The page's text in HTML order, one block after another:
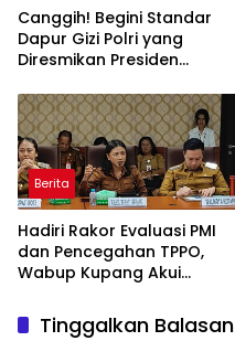
Canggih! Begini Standar
Dapur Gizi Polri yang
Diresmikan Presiden
Berita
Hadiri Rakor Evaluasi PMI
dan Pencegahan TPPO,
Wabup Kupang Akui
Bermasalah
Tinggalkan Balasan